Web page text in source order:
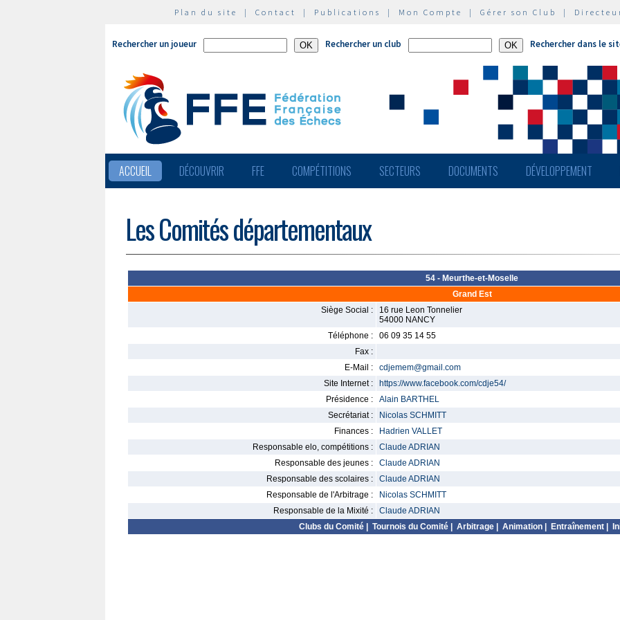
Plan du site | Contact | Publications | Mon Compte | Gérer son Club |
Rechercher un joueur Rechercher un club Rechercher dans le
ACCUEIL DÉCOUVRIR FFE COMPÉTITIONS SECTEURS DOCUMENTS DÉVELOPPEMENT
Les Comités départementaux
54 - Meurthe-et-Moselle
Grand Est
Siège Social :
16 rue Leon Tonnelier
54000 NANCY
Téléphone :
06 09 35 14 55
Fax :
E-Mail :
cdjemem@gmail.com
Site Internet :
https://www.facebook.com/cdje54/
Présidence :
Alain BARTHEL
Secrétariat :
Nicolas SCHMITT
Finances :
Hadrien VALLET
Responsable elo, compétitions :
Claude ADRIAN
Responsable des jeunes :
Claude ADRIAN
Responsable des scolaires :
Claude ADRIAN
Responsable de l'Arbitrage :
Nicolas SCHMITT
Responsable de la Mixité :
Claude ADRIAN
Clubs du Comité| Tournois du Comité| Arbitrage| Animation| Entraînement|